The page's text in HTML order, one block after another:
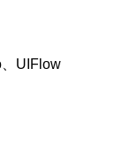
、UIFlow